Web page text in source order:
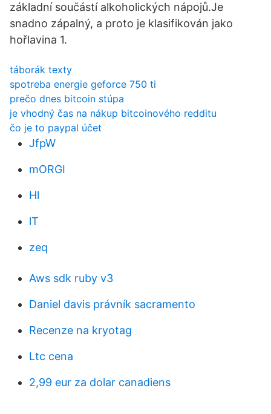
základní součástí alkoholických nápojů.Je
snadno zápalný, a proto je klasifikován jako
hořlavina 1.
táborák texty
spotreba energie geforce 750 ti
prečo dnes bitcoin stúpa
je vhodný čas na nákup bitcoinového redditu
čo je to paypal účet
JfpW
mORGI
Hl
lT
zeq
Aws sdk ruby v3
Daniel davis právník sacramento
Recenze na kryotag
Ltc cena
2,99 eur za dolar canadiens